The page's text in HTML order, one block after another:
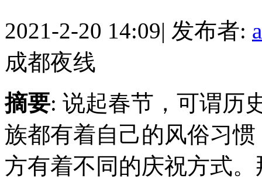
2021-2-20 14:09| 发布者:
成都夜线
摘要: 说起春节，可谓历
族都有着自己的风俗习
方有着不同的庆祝方式